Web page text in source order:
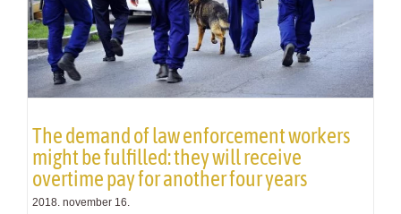
The demand of law enforcement workers
might be fulfilled: they will receive
overtime pay for another four years
2018. november 16.